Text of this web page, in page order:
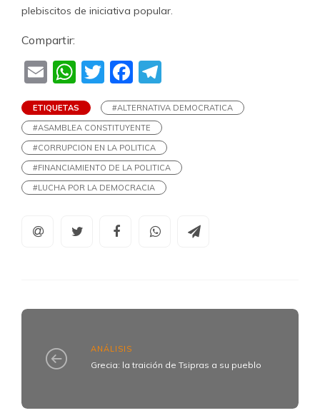
plebiscitos de iniciativa popular.
Compartir:
EmailWhatsApp
TwitterFacebook
ETIQUETAS
#ALTERNATIVA DEMOCRATICA
#ASAMBLEA CONSTITUYENTE
#CORRUPCION EN LA POLITICA
#FINANCIAMIENTO DE LA POLITICA
#LUCHA POR LA DEMOCRACIA
ANÁLISIS
Grecia: la traición de Tsipras a su pueblo